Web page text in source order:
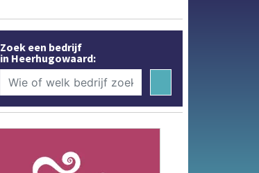
Zoek een bedrijf
in Heerhugowaard: